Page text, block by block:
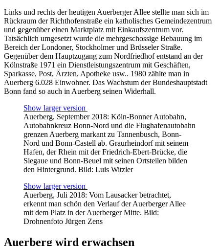
Links und rechts der heutigen Auerberger Allee stellte man sich im
Rückraum der Richthofenstraße ein katholisches Gemeindezentrum
und gegenüber einen Marktplatz mit Einkaufszentrum vor.
Tatsächlich umgesetzt wurde die mehrgeschossige Bebauung im
Bereich der Londoner, Stockholmer und Brüsseler Straße.
Gegenüber dem Hauptzugang zum Nordfriedhof entstand an der
Kölnstraße 1971 ein Dienstleistungszentrum mit Geschäften,
Sparkasse, Post, Ärzten, Apotheke usw.. 1980 zählte man in
Auerberg 6.028 Einwohner. Das Wachstum der Bundeshauptstadt
Bonn fand so auch in Auerberg seinen Widerhall.
Show larger version
Auerberg, September 2018: Köln-Bonner Autobahn,
Autobahnkreuz Bonn-Nord und die Flughafenautobahn
grenzen Auerberg markant zu Tannenbusch, Bonn-
Nord und Bonn-Castell ab. Graurheindorf mit seinem
Hafen, der Rhein mit der Friedrich-Ebert-Brücke, die
Siegaue und Bonn-Beuel mit seinen Ortsteilen bilden
den Hintergrund. Bild: Luis Witzler
Show larger version
Auerberg, Juli 2018: Vom Lausacker betrachtet,
erkennt man schön den Verlauf der Auerberger Allee
mit dem Platz in der Auerberger Mitte. Bild:
Drohnenfoto Jürgen Zens
Auerberg wird erwachsen